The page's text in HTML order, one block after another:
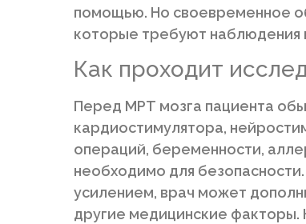
помощью. Но своевременное
которые требуют наблюдения
Как проходит
Перед МРТ мозга пациента
кардиостимулятора,
операций, беременности,
необходимо для
усилением, врач может
другие медицинские факторы.